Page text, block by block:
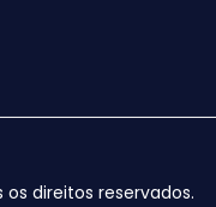
os direitos reservados.